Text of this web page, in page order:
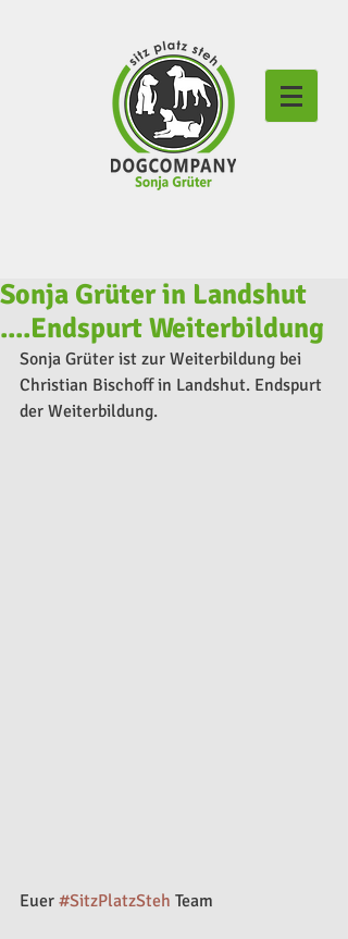
Sonja Grüter in Landshut
....Endspurt Weiterbildung
Sonja Grüter ist zur Weiterbildung bei
Christian Bischoff in Landshut. Endspurt
der Weiterbildung.
Euer #SitzPlatzSteh Team